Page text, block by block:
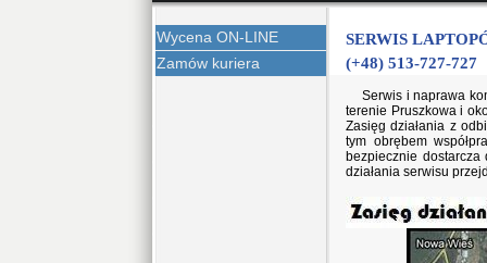
Wycena ON-LINE
Zamów kuriera
SERWIS
(+48) 513-727-727
Serwis i naprawa
terenie Pruszkowa i
Zasięg działania z
tym obrębem
bezpiecznie
działania serwisu